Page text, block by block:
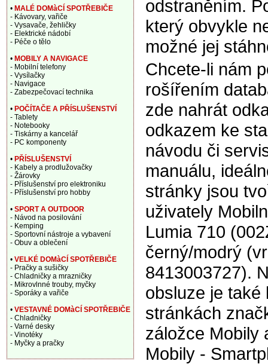
odstraněním.
který obvykle
možné jej
Chcete-li nám
rošířením
zde nahrát
odkazem ke
návodu či
manuálu,
stránky jsou
uživately
Lumia 710
černý/modrý
8413003727).
obsluze je také
stránkách
záložce Mobily
Mobily -
• MALÉ DOMàCÍ SPOTŘEBIČE
- Kávovary, vařiče
- Vysavače, žehličky
- Elektrické nádobí
- Péče o tělo
• MOBILY A NAVIGACE
- Mobilní telefony
- Vysílačky
- Navigace
- Zabezpečovací technika
• POČÍTAČE A PŘÍSLUŠENSTVÍ
- Tablety
- Notebooky
- Tiskárny a kancelář
- PC komponenty
• PŘÍSLUŠENSTVÍ
- Kabely a prodlužovačky
- Žárovky
- Příslušenství pro elektroniku
- Příslušenství pro hobby
• SPORT A OUTDOOR
- Návod na posilování
- Kemping
- Sportovní nástroje a vybavení
- Obuv a oblečení
• VELKÉ DOMàCÍ SPOTŘEBIČE
- Pračky a sušičky
- Chladničky a mrazničky
- Mikrovlnné trouby, myčky
- Sporáky a vařiče
• VESTAVNÉ DOMàCÍ SPOTŘEBIČE
- Chladničky
- Varné desky
- Vinotéky
- Myčky a pračky